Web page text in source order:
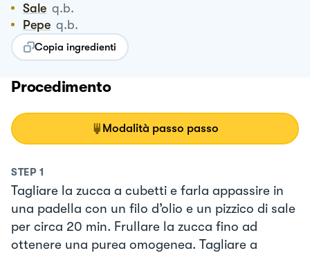
Sale q.b.
Pepe q.b.
Copia ingredienti
Procedimento
Modalità passo passo
STEP 1
Tagliare la zucca a cubetti e farla appassire in
una padella con un filo d’olio e un pizzico di sale
per circa 20 min. Frullare la zucca fino ad
ottenere una purea omogenea. Tagliare a